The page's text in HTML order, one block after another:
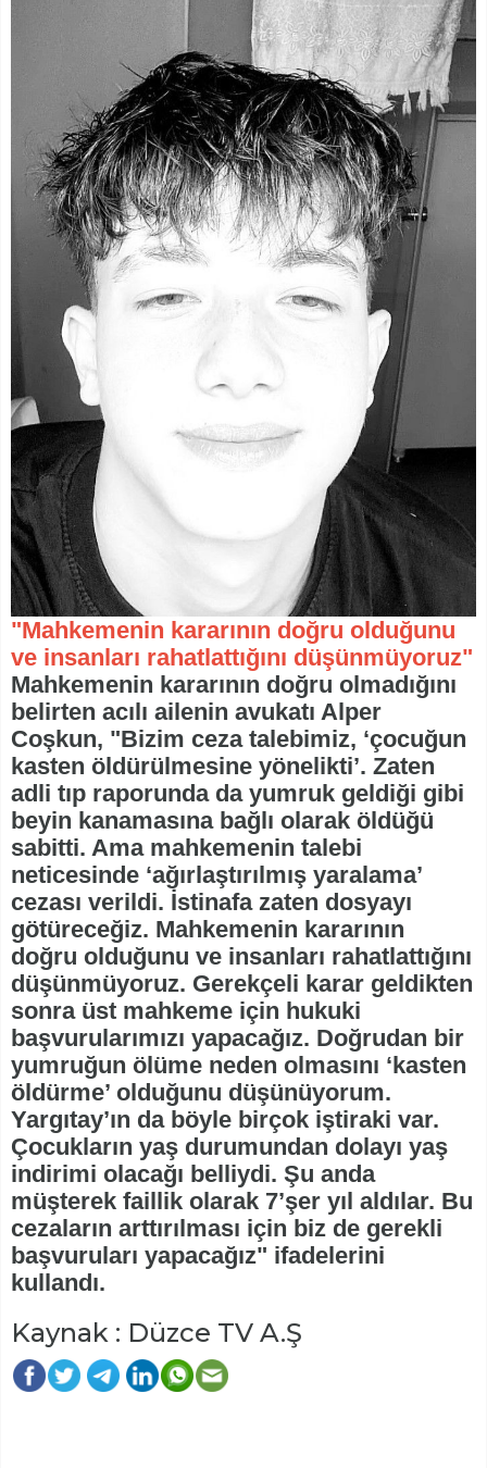
"Mahkemenin kararının doğru olduğunu
ve insanları rahatlattığını düşünmüyoruz"
Mahkemenin kararının doğru olmadığını
belirten acılı ailenin avukatı Alper
Coşkun, "Bizim ceza talebimiz, ‘çocuğun
kasten öldürülmesine yönelikti’. Zaten
adli tıp raporunda da yumruk geldiği gibi
beyin kanamasına bağlı olarak öldüğü
sabitti. Ama mahkemenin talebi
neticesinde ‘ağırlaştırılmış yaralama’
cezası verildi. İstinafa zaten dosyayı
götüreceğiz. Mahkemenin kararının
doğru olduğunu ve insanları rahatlattığını
düşünmüyoruz. Gerekçeli karar geldikten
sonra üst mahkeme için hukuki
başvurularımızı yapacağız. Doğrudan bir
yumruğun ölüme neden olmasını ‘kasten
öldürme’ olduğunu düşünüyorum.
Yargıtay’ın da böyle birçok iştiraki var.
Çocukların yaş durumundan dolayı yaş
indirimi olacağı belliydi. Şu anda
müşterek faillik olarak 7’şer yıl aldılar. Bu
cezaların arttırılması için biz de gerekli
başvuruları yapacağız" ifadelerini
kullandı.
Kaynak : Düzce TV A.Ş